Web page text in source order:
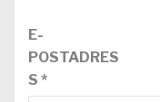
E-
POSTADRES
S *